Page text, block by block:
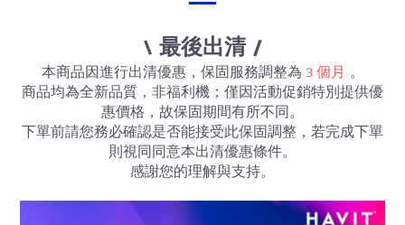
\ 最後出清 /
本商品因進行出清優惠，保固服務調整為 3 個月 。
商品均為全新品質，非福利機；僅因活動促銷特別提供優
惠價格，故保固期間有所不同。
下單前請您務必確認是否能接受此保固調整，若完成下單
則視同同意本出清優惠條件。
感謝您的理解與支持。